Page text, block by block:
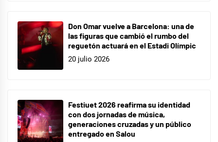
Don Omar vuelve a Barcelona: una de
las figuras que cambió el rumbo del
reguetón actuará en el Estadi Olímpic
20 julio 2026
Festiuet 2026 reafirma su identidad
con dos jornadas de música,
generaciones cruzadas y un público
entregado en Salou